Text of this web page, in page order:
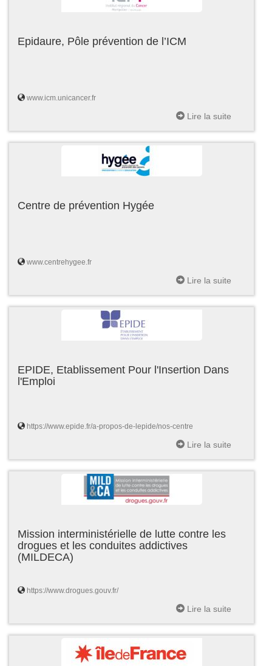
Epidaure, Pôle prévention de l’ICM
www.icm.unicancer.fr
Lire la suite
Centre de prévention Hygée
www.centrehygee.fr
Lire la suite
EPIDE, Etablissement Pour l'Insertion Dans
l'Emploi
https://www.epide.fr/a-propos-de-lepide/nos-centre
Lire la suite
Mission interministérielle de lutte contre les
drogues et les conduites addictives
(MILDECA)
https://www.drogues.gouv.fr/
Lire la suite